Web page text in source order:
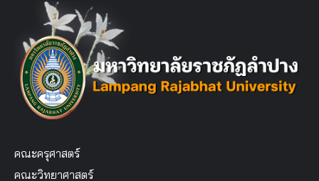
คณะครุศาสตร์
คณะวิทยาศาสตร์